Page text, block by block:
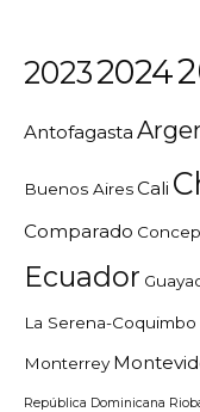
20232024
Antofagasta
Buenos AiresCali
Comparado
Ecuador
La Serena-Coquimbo
Monterrey
República Dominicana